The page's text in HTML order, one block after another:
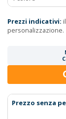
Prezzi indicativi:
personalizzazione.
Prezzo senza